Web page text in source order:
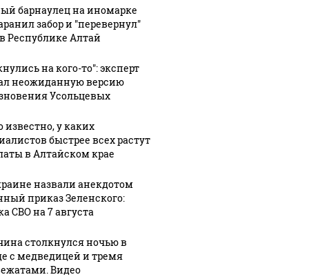
07 августа, 17:07
Громкий
хлопок
десятках
районов
раскрыло
причину
барнаулец на иномарке
забор и "перевернул"
Республике Алтай
на кого-то": эксперт
неожиданную версию
Усольцевых
известно, у каких
быстрее всех растут
в Алтайском крае
назвали анекдотом
приказ Зеленского:
СВО на 7 августа
столкнулся ночью в
с медведицей и тремя
Видео